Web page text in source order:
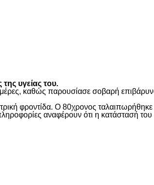
υγείας του.
καθώς παρουσίασε σοβαρή
φροντίδα. Ο 80χρονος
αναφέρουν ότι η κατάστασή του